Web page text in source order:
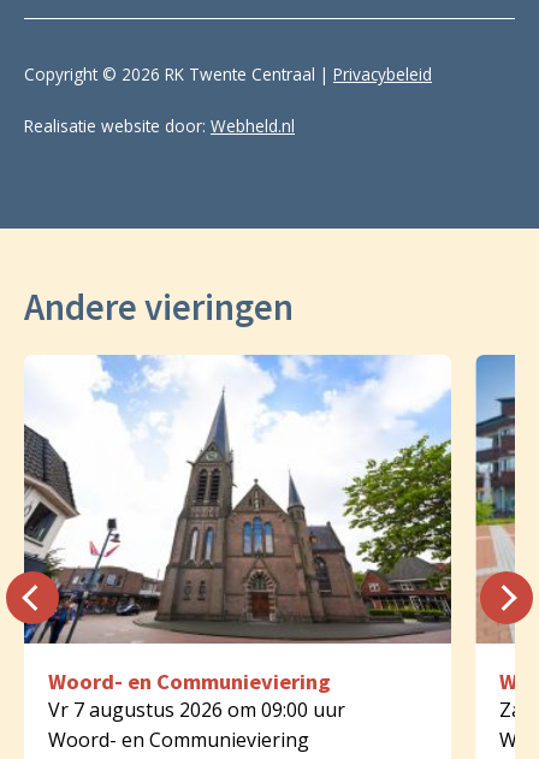
Copyright © 2026 RK Twente Centraal | Privacybeleid
Realisatie website door: Webheld.nl
Andere vieringen
Woord- en Communieviering
Vr 7 augustus 2026 om 09:00 uur
Woord- en Communieviering
Za